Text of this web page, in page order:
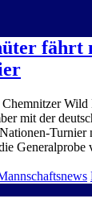
fährt
mit der
Turnier